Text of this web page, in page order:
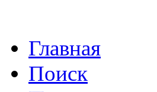
Главная
Поиск